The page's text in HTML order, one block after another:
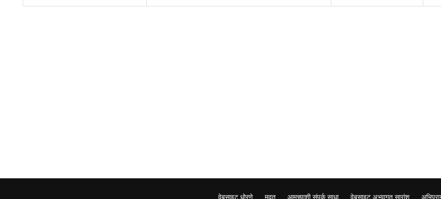
वेबसाइट धोरणे मदत आमच्याशी संपर्क साधा वेबसाइट अभ्यागत सारांश